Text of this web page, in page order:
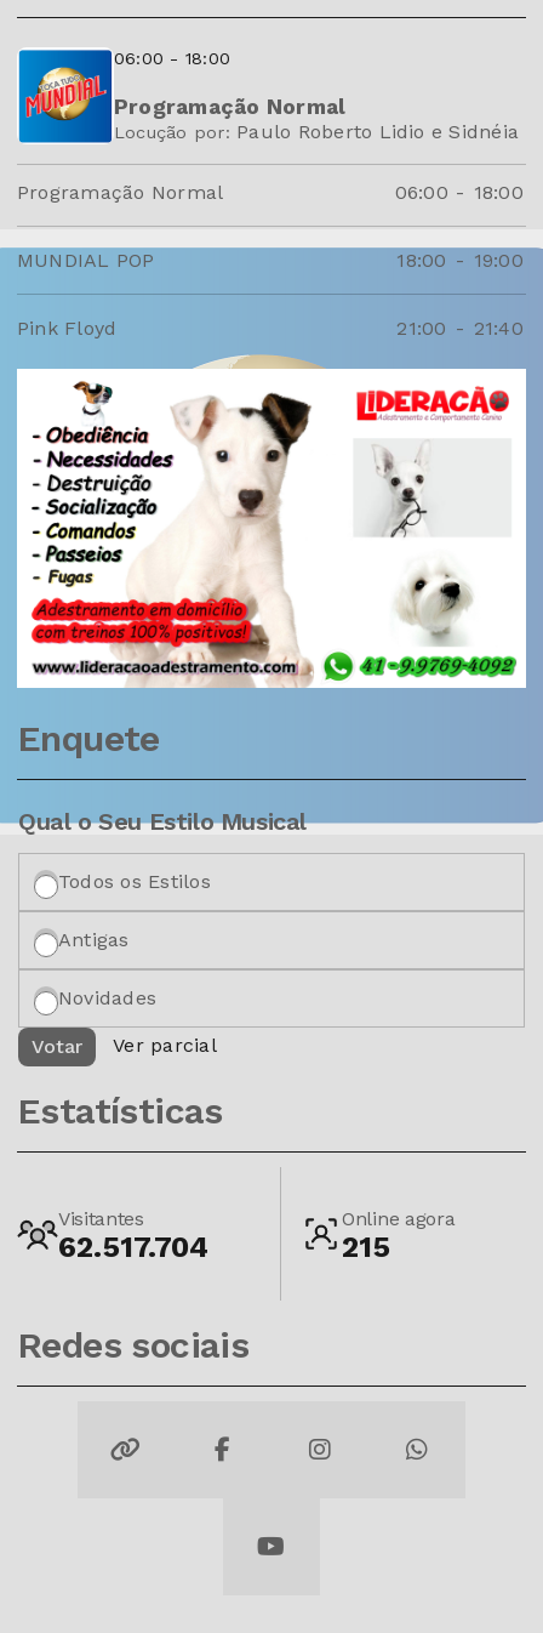
06:00 - 18:00
Programação Normal
Locução por: Paulo Roberto Lidio e Sidnéia
Programação Normal 06:00 - 18:00
MUNDIAL POP 18:00 - 19:00
Pink Floyd 21:00 - 21:40
Enquete
Qual o Seu Estilo Musical
Todos os Estilos
Antigas
Novidades
Votar Ver parcial
Estatísticas
Visitantes
62.517.704
Online agora
215
Redes sociais